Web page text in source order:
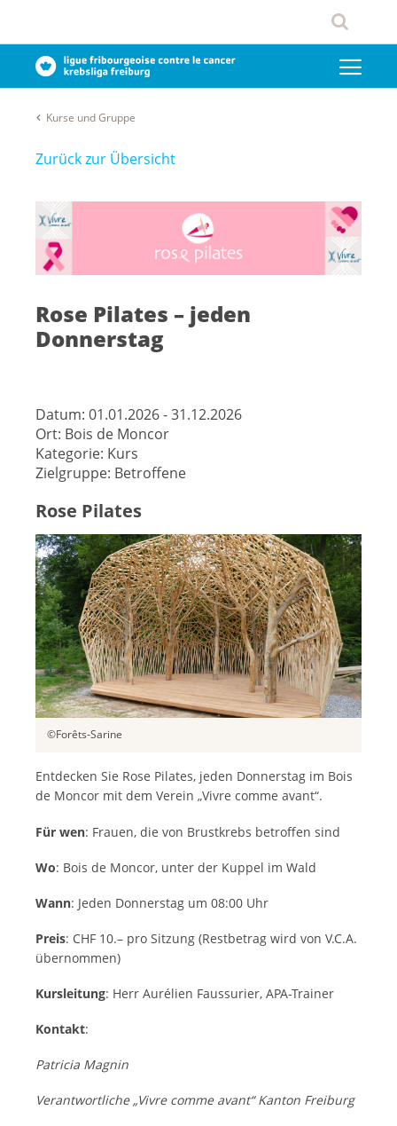
Kurse und Gruppe
Zurück zur Übersicht
Rose Pilates – jeden
Donnerstag
Datum: 01.01.2026 - 31.12.2026
Ort: Bois de Moncor
Kategorie: Kurs
Zielgruppe: Betroffene
Rose Pilates
©Forêts-Sarine
Entdecken Sie Rose Pilates, jeden Donnerstag im Bois
de Moncor mit dem Verein „Vivre comme avant“.
Für wen: Frauen, die von Brustkrebs betroffen sind
Wo: Bois de Moncor, unter der Kuppel im Wald
Wann: Jeden Donnerstag um 08:00 Uhr
Preis: CHF 10.– pro Sitzung (Restbetrag wird von V.C.A.
übernommen)
Kursleitung: Herr Aurélien Faussurier, APA-Trainer
Kontakt:
Patricia Magnin
Verantwortliche „Vivre comme avant“ Kanton Freiburg